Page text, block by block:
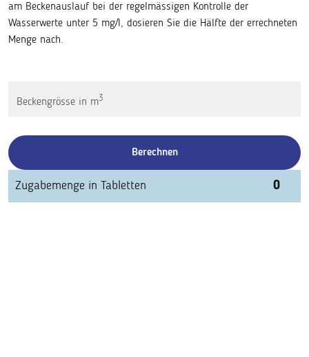
am Beckenauslauf bei der regelmässigen Kontrolle der
Wasserwerte unter 5 mg/l, dosieren Sie die Hälfte der errechneten
Menge nach.
Beckengrösse in m3
Berechnen
Zugabemenge in Tabletten 0